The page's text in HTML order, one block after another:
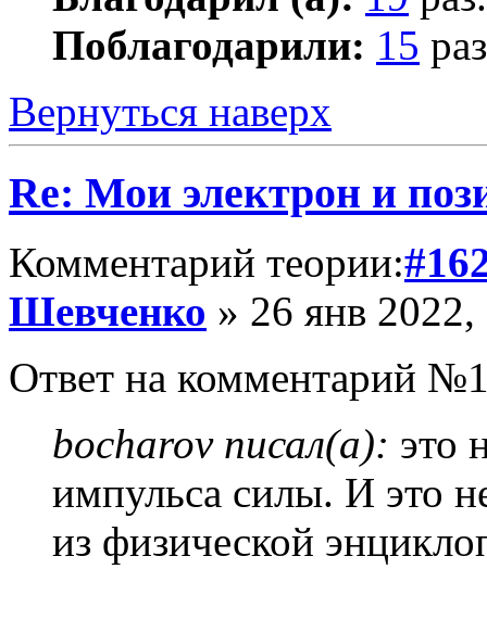
Поблагодарили: 15
Вернуться наверх
Re: Мои электрон и
Комментарий теории:
Шевченко » 26 янв
Ответ на комментарий
bocharov писал(а): это
импульса силы. И это
из физической